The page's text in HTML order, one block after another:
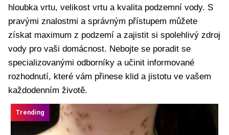
hloubka vrtu, velikost vrtu a kvalita podzemní vody. S
pravými znalostmi a správným přístupem můžete
získat maximum z podzemí a zajistit si spolehlivý zdroj
vody pro vaši domácnost. Nebojte se poradit se
specializovanými odborníky a učinit informované
rozhodnutí, které vám přinese klid a jistotu ve vašem
každodenním životě.